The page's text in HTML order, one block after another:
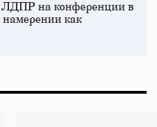
ЛДПР на конференции в
намерении как